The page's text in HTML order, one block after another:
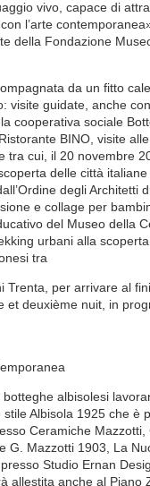
vivo, capace di
l’arte
della Fondazione
da un fitto
visite guidate, anche
cooperativa sociale
BINO, visite
tra cui, il 20 novembre
delle città
degli Architetti
e collage per
del Museo della
urbani alla
tra
Trenta, per arrivare al
et deuxième nuit, in
albisolesi
Albisola 1925 che è
Ceramiche Mazzotti,
G. Mazzotti 1903, La
Studio Ernan
allestita anche al Piano